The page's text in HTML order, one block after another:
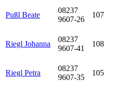
Pußl Beate
08237
9607-26
107
Riegl Johanna
08237
9607-41
108
Riegl Petra
08237
9607-35
105